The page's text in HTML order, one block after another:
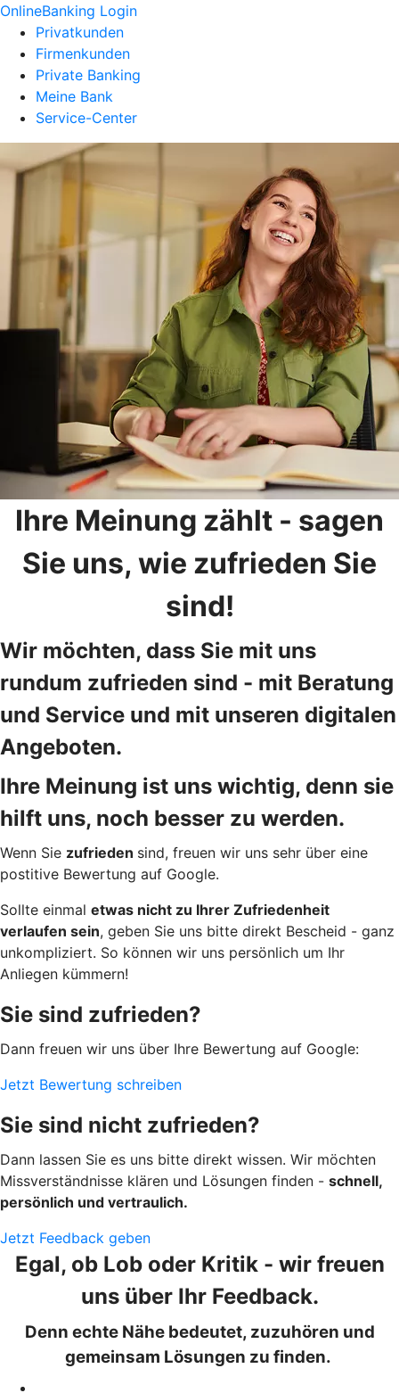
OnlineBanking Login
Privatkunden
Firmenkunden
Private Banking
Meine Bank
Service-Center
Ihre Meinung zählt - sagen
Sie uns, wie zufrieden Sie
sind!
Wir möchten, dass Sie mit uns
rundum zufrieden sind - mit Beratung
und Service und mit unseren digitalen
Angeboten.
Ihre Meinung ist uns wichtig, denn sie
hilft uns, noch besser zu werden.
Wenn Sie zufrieden sind, freuen wir uns sehr über eine
postitive Bewertung auf Google.
Sollte einmal etwas nicht zu Ihrer Zufriedenheit
verlaufen sein, geben Sie uns bitte direkt Bescheid - ganz
unkompliziert. So können wir uns persönlich um Ihr
Anliegen kümmern!
Sie sind zufrieden?
Dann freuen wir uns über Ihre Bewertung auf Google:
Jetzt Bewertung schreiben
Sie sind nicht zufrieden?
Dann lassen Sie es uns bitte direkt wissen. Wir möchten
Missverständnisse klären und Lösungen finden - schnell,
persönlich und vertraulich.
Jetzt Feedback geben
Egal, ob Lob oder Kritik - wir freuen
uns über Ihr Feedback.
Denn echte Nähe bedeutet, zuzuhören und
gemeinsam Lösungen zu finden.